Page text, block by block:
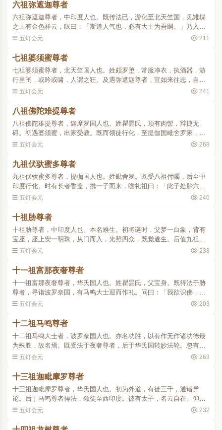
六祖弥遮迦尊者
六祖弥遮迦尊者，中印度人也。既传法已，游化至北天竺国，见雉堞
之上有金色祥云，叹曰：「斯道人气也，必有大士为吾嗣。」乃入
城，于阛阓间有一人手持酒器，逆而问曰：「师何方来？欲往何
五灯会元 211
七祖婆须蜜尊者
七祖婆须蜜尊者，北天竺国人也。姓颇罗堕，常服净衣，执酒器，游
行里闬，或吟或啸，人谓之狂。及遇弥遮迦尊者，宣如来往志，自省
前缘，投器出家，受法行化。至迦摩罗国，广兴佛事。于法座前，忽
五灯会元 241
八祖佛陀难提尊者
八祖佛陀难提尊者，迦摩罗国人也。姓瞿昙氏，顶有肉髻，辩捷无
碍。初遇婆须蜜，出家受教。既而领徒行化，至提伽国毗舍罗家，见
舍上有白光上腾，谓其徒曰：「此家有圣人，口无言说，真大乘器。
五灯会元 268
九祖伏驮蜜多尊者
九祖伏驮蜜多尊者，提伽国人也。姓毗舍罗。既受八祖付嘱，后至中
印度行化。时有长者香盖，携一子而来，瞻礼祖曰：「此子处胎六十
岁，因号难生。尝会一仙者，谓此儿非凡，当为法器。今遇尊者，可
五灯会元 240
十祖胁尊者
十祖胁尊者，中印度人也。本名难生。初将诞时，父梦一白象，背有
宝座，座上安一明珠，从门而入，光照四众，既觉遂生。后值九祖，
执侍左右，未尝睡眠，谓其胁不至席，遂号胁尊者焉。初至华氏国，
五灯会元 238
十一祖富那夜奢尊者
十一祖富那夜奢尊者，华氏国人也。姓瞿昙氏，父宝身。既得法于胁
尊者，寻诣波罗奈国，有马鸣大士迎而作礼。问曰：「我欲识佛，何
者即是？」祖曰：「汝欲识佛，不识者是。」曰：「佛既不识，焉知
五灯会元 203
十二祖马鸣尊者
十二祖马鸣大士者，波罗奈国人也。亦名功胜，以有作无作诸功德最
为殊胜，故名焉。既受法于夜奢尊者，后于华氏国转妙法轮。忽有老
人，座前仆地，祖谓众曰：「此非庸流，当有异相。」言讫不见。俄
五灯会元 263
十三祖迦毗摩罗尊者
十三祖迦毗摩罗尊者，华氏国人也。初为外道，有徒三千，通诸异
论。后于马鸣尊者得法，领徒至西印度。彼有太子，名云自在。仰尊
者名，请于宫中供养。祖曰：「如来有教，沙门不得亲近国王、大臣
五灯会元 232